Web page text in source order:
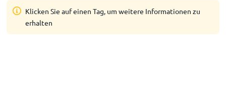
Klicken Sie auf einen Tag, um weitere Informationen zu
erhalten